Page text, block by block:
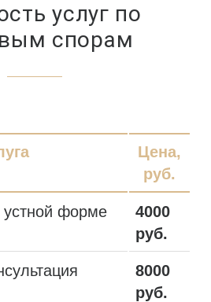
услуг по
спорам
Цена,
руб.
устной форме
4000
руб.
8000
руб.